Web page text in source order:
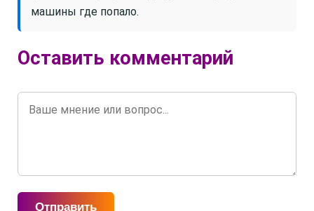
машины где попало.
Оставить комментарий
Отправить